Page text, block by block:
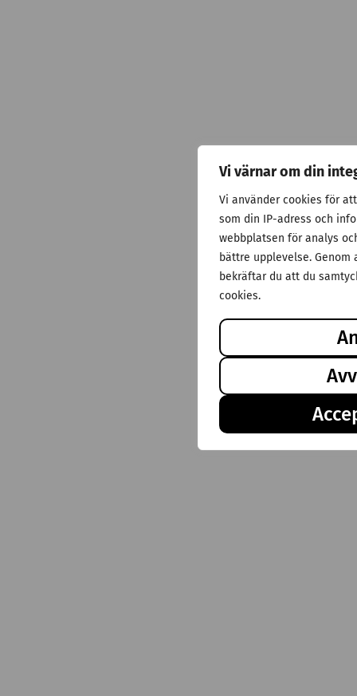
Vi värnar om din
Vi använder cookies för
som din IP-adress och
webbplatsen för analys
bättre upplevelse.
bekräftar du att du
cookies.